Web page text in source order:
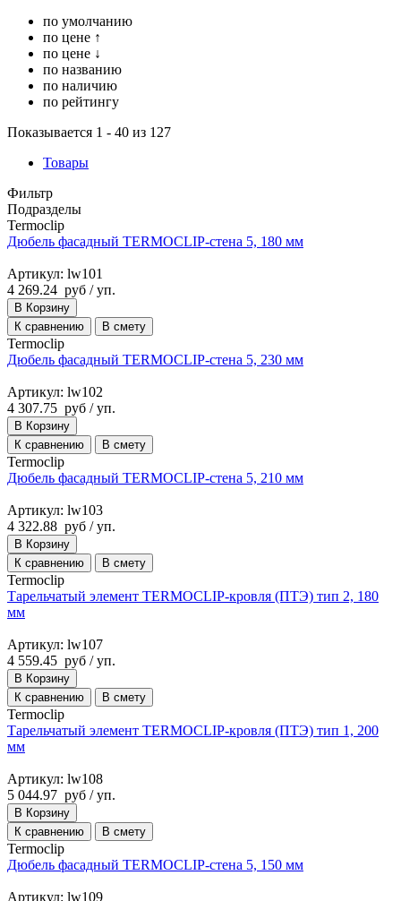
по умолчанию
по цене ↑
по цене ↓
по названию
по наличию
по рейтингу
Показывается 1 - 40 из 127
Товары
Фильтр
Подразделы
Termoclip
Дюбель фасадный TERMOCLIP-стена 5, 180 мм
Артикул: lw101
4 269.24 руб / уп.
В Корзину
К сравнению
В смету
Termoclip
Дюбель фасадный TERMOCLIP-стена 5, 230 мм
Артикул: lw102
4 307.75 руб / уп.
В Корзину
К сравнению
В смету
Termoclip
Дюбель фасадный TERMOCLIP-стена 5, 210 мм
Артикул: lw103
4 322.88 руб / уп.
В Корзину
К сравнению
В смету
Termoclip
Тарельчатый элемент TERMOCLIP-кровля (ПТЭ) тип 2, 180
мм
Артикул: lw107
4 559.45 руб / уп.
В Корзину
К сравнению
В смету
Termoclip
Тарельчатый элемент TERMOCLIP-кровля (ПТЭ) тип 1, 200
мм
Артикул: lw108
5 044.97 руб / уп.
В Корзину
К сравнению
В смету
Termoclip
Дюбель фасадный TERMOCLIP-стена 5, 150 мм
Артикул: lw109